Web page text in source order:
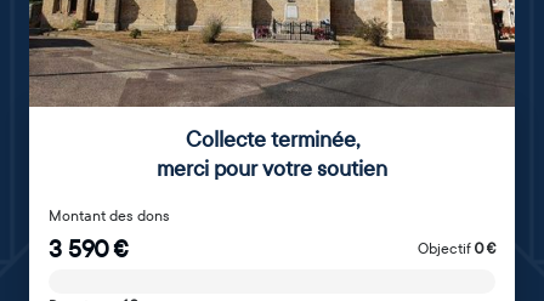
Collecte terminée,
merci pour votre soutien
Montant des dons
3 590€ Objectif 0€